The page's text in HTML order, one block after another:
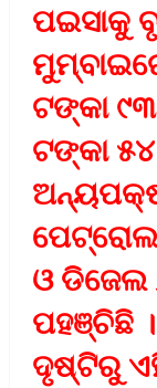
ପଇସାକୁ
ଟଙ୍କା
ଟଙ୍କା
ଓ ଡିଜେଲ
ପହଞ୍ଚିଛି
ଦୃଷ୍ଟିରୁ